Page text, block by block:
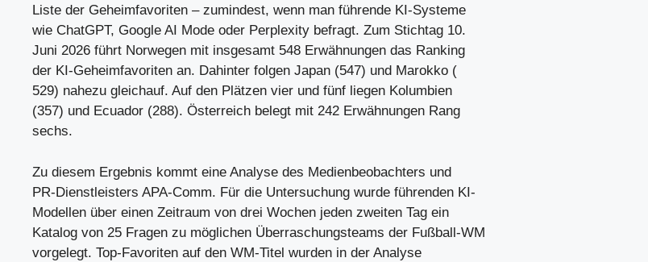
Liste der Geheimfavoriten – zumindest, wenn man führende KI-Systeme
wie ChatGPT, Google AI Mode oder Perplexity befragt. Zum Stichtag 10.
Juni 2026 führt Norwegen mit insgesamt 548 Erwähnungen das Ranking
der KI-Geheimfavoriten an. Dahinter folgen Japan (547) und Marokko (
529) nahezu gleichauf. Auf den Plätzen vier und fünf liegen Kolumbien
(357) und Ecuador (288). Österreich belegt mit 242 Erwähnungen Rang
sechs.
Zu diesem Ergebnis kommt eine Analyse des Medienbeobachters und
PR-Dienstleisters APA-Comm. Für die Untersuchung wurde führenden KI-
Modellen über einen Zeitraum von drei Wochen jeden zweiten Tag ein
Katalog von 25 Fragen zu möglichen Überraschungsteams der Fußball-WM
vorgelegt. Top-Favoriten auf den WM-Titel wurden in der Analyse